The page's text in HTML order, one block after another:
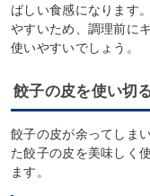
ばしい食感になります
やすいため、調理前に
使いやすいでしょう。
餃子の皮を使い切
餃子の皮が余ってしま
た餃子の皮を美味しく
ます。